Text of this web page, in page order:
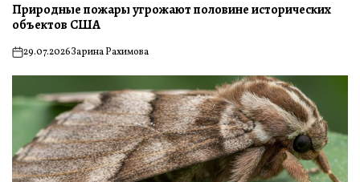
Природные пожары угрожают половине исторических
объектов США
on29.07.2026Зарина Рахимова